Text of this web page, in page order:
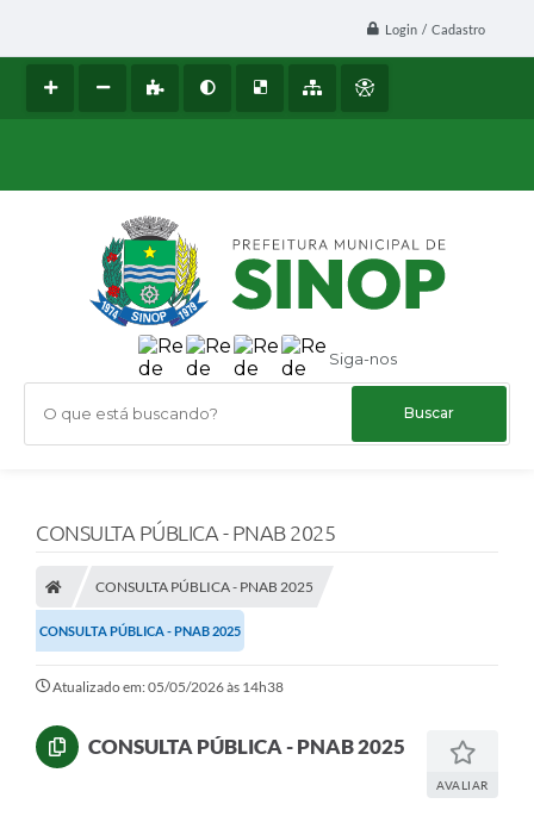
Login / Cadastro
Siga-nos
O que está buscando?
CONSULTA PÚBLICA - PNAB 2025
CONSULTA PÚBLICA - PNAB 2025
CONSULTA PÚBLICA - PNAB 2025
Atualizado em: 05/05/2026 às 14h38
CONSULTA PÚBLICA - PNAB 2025
AVALIAR